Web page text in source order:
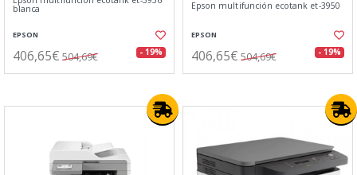
blanca
EPSON
406,65€ 504,69€ - 19%
Epson multifunción ecotank et-3950
EPSON
406,65€ 504,69€ - 19%